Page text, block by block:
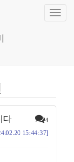
다 4
15:44:37]